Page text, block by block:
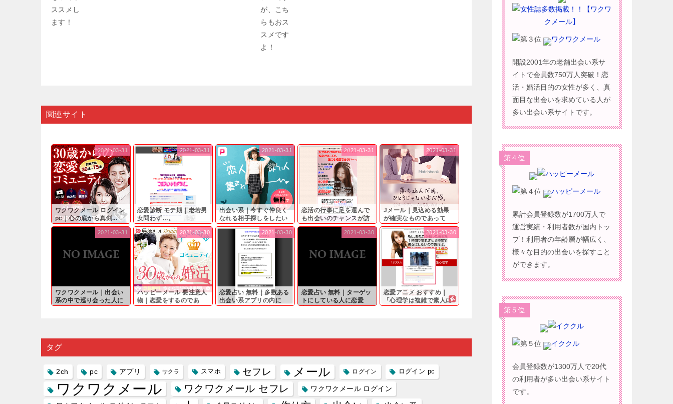
関連サイト
ワクワクメール ログイン
pc｜心の底から真剣...
2021-03-31
恋愛診断 モテ期｜老若男
女問わず…。
2021-03-31
出会い系｜今すぐ仲良く
なれる相手探しをしたい
と...
2021-03-31
恋活の行事に足を運んで
も出会いのチャンスが訪
れ...
2021-03-31
Jメール｜見込める効果
が確実なものであって
も…...
2021-03-31
ワクワクメール｜出会い
系の中で巡り会った人に
2021-03-31
ハッピーメール 要注意人
物｜恋愛をするのであ
2021-03-30
恋愛占い 無料｜多数ある
出会い系アプリの内に
2021-03-30
恋愛占い 無料｜ターゲッ
トにしている人に恋愛
2021-03-30
恋愛アニメ おすすめ｜
「心理学は複雑で素人に
2021-03-30
タグ
2ch pc アプリ サクラ スマホ セフレ メール ログイン ログイン pc
ワクワクメール ワクワクメール セフレ ワクワクメール ログイン
ワクワクメール
開設2001年の老舗出会い系サ
イトで会員数750万人突破！恋
活・婚活目的の女性が多く、真
面目な出会いを求めている人が
多い出会い系サイトです。
第４位
ハッピーメール
累計会員登録数が1700万人で
運営実績・利用者数が国内トッ
プ！利用者の年齢層が幅広く、
様々な目的の出会いを探すこと
ができます。
第５位
イククル
会員登録数が1300万人で20代
の利用者が多い出会い系サイト
です。